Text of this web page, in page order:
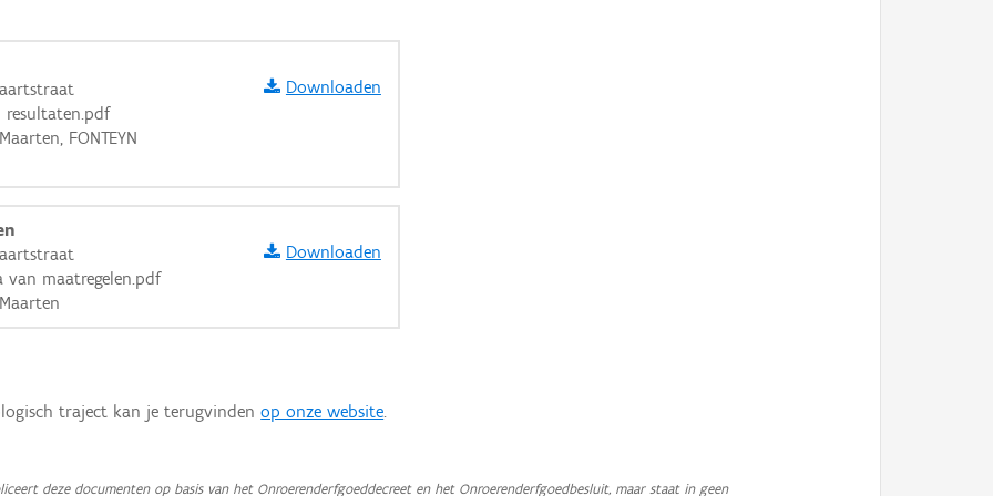
resultaten.pdf
FONTEYN
Downloaden
maatregelen.pdf
Downloaden
traject kan je terugvindenop onze website.
deze documenten op basis van het Onroerenderfgoeddecreet en het Onroerenderfgoedbesluit, maar staat in geen